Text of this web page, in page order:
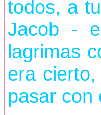
todos, a
Jacob -
lagrimas
era
pasar con